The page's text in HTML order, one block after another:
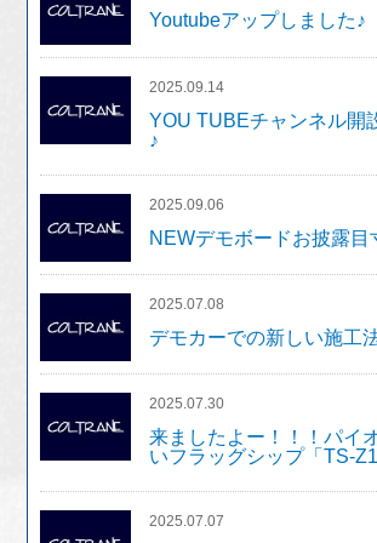
Youtubeアップしました♪
2025.09.14
YOU TUBEチャンネル開
♪
2025.09.06
NEWデモボードお披露目
2025.07.08
デモカーでの新しい施工
2025.07.30
来ましたよー！！！パイ
いフラッグシップ「TS-
2025.07.07